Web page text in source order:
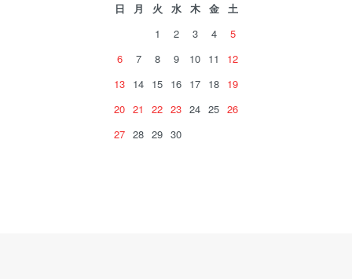
日 月 火 水 木 金
土
1
2 3 4
5
6
7 8 9 10 11
12
13 14 15 16 17 18 19
20 21 22 23 24 25 26
27 28 29 30